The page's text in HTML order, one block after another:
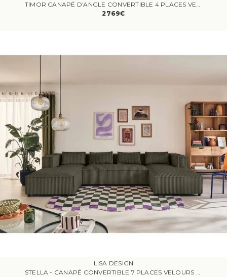
TIMOR CANAPÉ D'ANGLE CONVERTIBLE 4 PLACES VELOURS VIOLET
2769€
LISA DESIGN
STELLA - CANAPÉ CONVERTIBLE 7 PLACES VELOURS VERT